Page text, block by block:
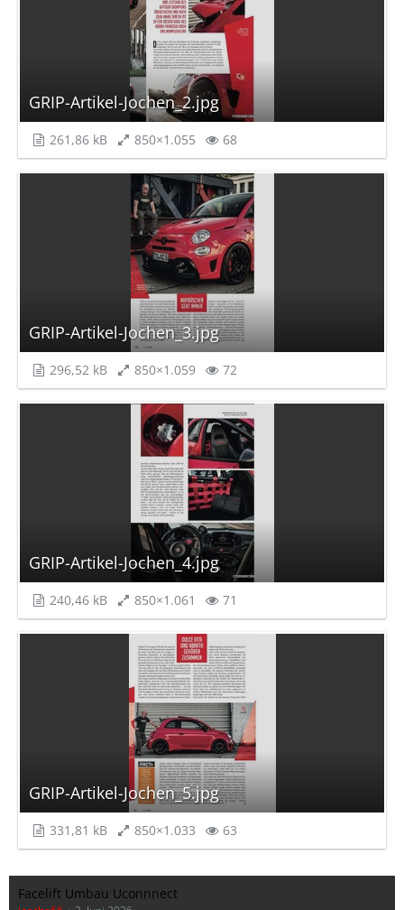
GRIP-Artikel-Jochen_2.jpg
261,86 kB 850×1.055 68
GRIP-Artikel-Jochen_3.jpg
296,52 kB 850×1.059 72
GRIP-Artikel-Jochen_4.jpg
240,46 kB 850×1.061 71
GRIP-Artikel-Jochen_5.jpg
331,81 kB 850×1.033 63
Facelift Umbau Uconnnect